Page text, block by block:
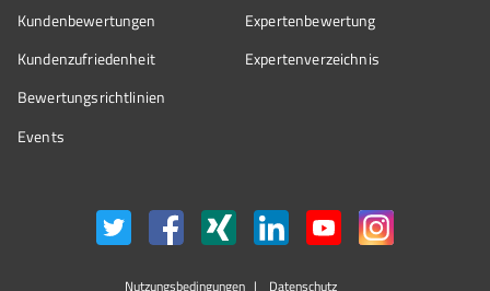
Kundenbewertungen
Kundenzufriedenheit
Bewertungs­richtlinien
Events
Expertenbewertung
Expertenverzeichnis
Nutzungsbedingungen Datenschutz